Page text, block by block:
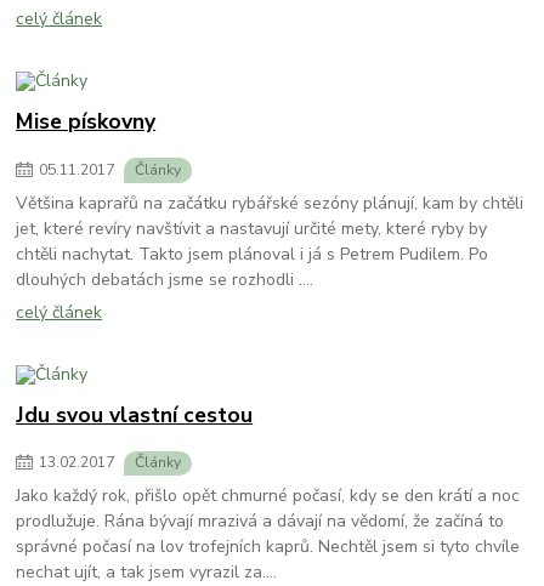
celý článek
Mise pískovny
05.11.2017 Články
Většina kaprařů na začátku rybářské sezóny plánují, kam by chtěli
jet, které revíry navštívit a nastavují určité mety, které ryby by
chtěli nachytat. Takto jsem plánoval i já s Petrem Pudilem. Po
dlouhých debatách jsme se rozhodli ....
celý článek
Jdu svou vlastní cestou
13.02.2017 Články
Jako každý rok, přišlo opět chmurné počasí, kdy se den krátí a noc
prodlužuje. Rána bývají mrazivá a dávají na vědomí, že začíná to
správné počasí na lov trofejních kaprů. Nechtěl jsem si tyto chvíle
nechat ujít, a tak jsem vyrazil za....